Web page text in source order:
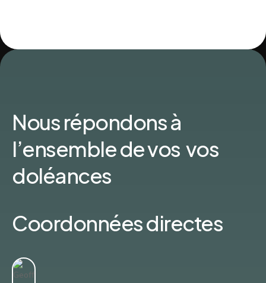
Nous répondons à
l’ensemble de vos vos
doléances
Coordonnées directes